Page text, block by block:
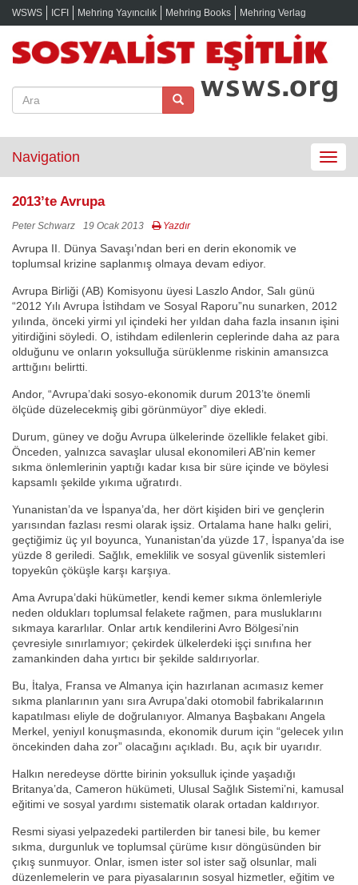
WSWS ICFI Mehring Yayıncılık Mehring Books Mehring Verlag
Toggle
Navigation
2013’te Avrupa
Peter Schwarz 19 Ocak 2013 Yazdır
Avrupa II. Dünya Savaşı’ndan beri en derin ekonomik ve
toplumsal krizine saplanmış olmaya devam ediyor.
Avrupa Birliği (AB) Komisyonu üyesi Laszlo Andor, Salı günü
“2012 Yılı Avrupa İstihdam ve Sosyal Raporu”nu sunarken, 2012
yılında, önceki yirmi yıl içindeki her yıldan daha fazla insanın işini
yitirdiğini söyledi. O, istihdam edilenlerin ceplerinde daha az para
olduğunu ve onların yoksulluğa sürüklenme riskinin amansızca
arttığını belirtti.
Andor, “Avrupa’daki sosyo-ekonomik durum 2013’te önemli
ölçüde düzelecekmiş gibi görünmüyor” diye ekledi.
Durum, güney ve doğu Avrupa ülkelerinde özellikle felaket gibi.
Önceden, yalnızca savaşlar ulusal ekonomileri AB’nin kemer
sıkma önlemlerinin yaptığı kadar kısa bir süre içinde ve böylesi
kapsamlı şekilde yıkıma uğratırdı.
Yunanistan’da ve İspanya’da, her dört kişiden biri ve gençlerin
yarısından fazlası resmi olarak işsiz. Ortalama hane halkı geliri,
geçtiğimiz üç yıl boyunca, Yunanistan’da yüzde 17, İspanya’da ise
yüzde 8 geriledi. Sağlık, emeklilik ve sosyal güvenlik sistemleri
topyekûn çöküşle karşı karşıya.
Ama Avrupa’daki hükümetler, kendi kemer sıkma önlemleriyle
neden oldukları toplumsal felakete rağmen, para musluklarını
sıkmaya kararlılar. Onlar artık kendilerini Avro Bölgesi’nin
çevresiyle sınırlamıyor; çekirdek ülkelerdeki işçi sınıfına her
zamankinden daha yırtıcı bir şekilde saldırıyorlar.
Bu, İtalya, Fransa ve Almanya için hazırlanan acımasız kemer
sıkma planlarının yanı sıra Avrupa’daki otomobil fabrikalarının
kapatılması eliyle de doğrulanıyor. Almanya Başbakanı Angela
Merkel, yeniyıl konuşmasında, ekonomik durum için “gelecek yılın
öncekinden daha zor” olacağını açıkladı. Bu, açık bir uyarıdır.
Halkın neredeyse dörtte birinin yoksulluk içinde yaşadığı
Britanya’da, Cameron hükümeti, Ulusal Sağlık Sistemi’ni, kamusal
eğitimi ve sosyal yardımı sistematik olarak ortadan kaldırıyor.
Resmi siyasi yelpazedeki partilerden bir tanesi bile, bu kemer
sıkma, durgunluk ve toplumsal çürüme kısır döngüsünden bir
çıkış sunmuyor. Onlar, ismen ister sol ister sağ olsunlar, mali
düzenlemelerin ve para piyasalarının sosyal hizmetler, eğitim ve